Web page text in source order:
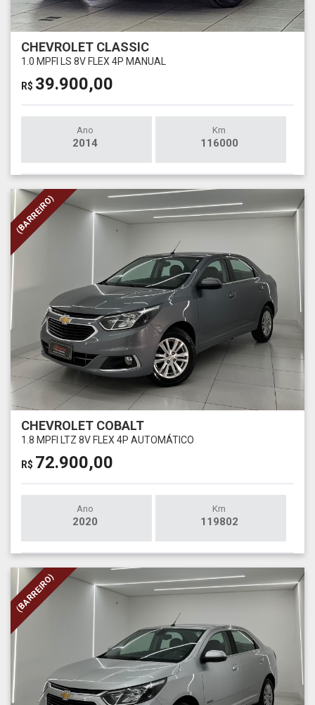
CHEVROLET CLASSIC
1.0 MPFI LS 8V FLEX 4P MANUAL
R$ 39.900,00
Ano
2014
Km
116000
(BARREIRO)
CHEVROLET COBALT
1.8 MPFI LTZ 8V FLEX 4P AUTOMÁTICO
R$ 72.900,00
Ano
2020
Km
119802
(BARREIRO)